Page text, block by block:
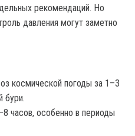
рекомендаций. Но
давления могут заметно
космической погоды за 1–3
бури.
часов, особенно в периоды